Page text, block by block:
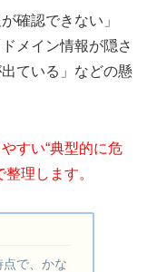
確認できない」
メイン情報が隠さ
ている」などの懸
すい“典型的に危
理します。
で、かな